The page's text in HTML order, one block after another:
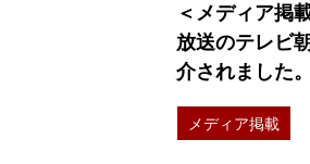
＜メディア掲
放送のテレビ
介されました。
メディア掲載